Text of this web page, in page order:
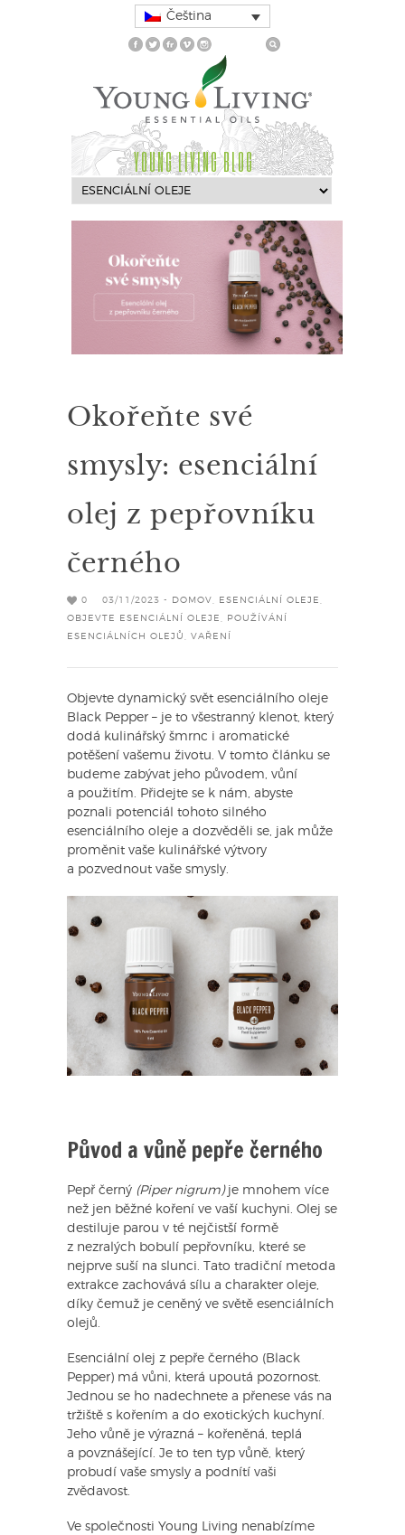
Čeština
YOUNG LIVING BLOG
Okořeňte své
smysly: esenciální
olej z pepřovníku
černého
0 03/11/2023 - DOMOV ESENCIÁLNÍ OLEJE
OBJEVTE ESENCIÁLNÍ OLEJE
POUŽÍVÁNÍ
ESENCIÁLNÍCH OLEJŮ
VAŘENÍ
Objevte dynamický svět esenciálního oleje
Black Pepper – je to všestranný klenot, který
dodá kulinářský šmrnc i aromatické
potěšení vašemu životu. V tomto článku se
budeme zabývat jeho původem, vůní
a použitím. Přidejte se k nám, abyste
poznali potenciál tohoto silného
esenciálního oleje a dozvěděli se, jak může
proměnit vaše kulinářské výtvory
a pozvednout vaše smysly.
Původ a vůně pepře černého
Pepř černý (Piper nigrum)je mnohem více
než jen běžné koření ve vaší kuchyni. Olej se
destiluje parou v té nejčistší formě
z nezralých bobulí pepřovníku, které se
nejprve suší na slunci. Tato tradiční metoda
extrakce zachovává sílu a charakter oleje,
díky čemuž je ceněný ve světě esenciálních
olejů.
Esenciální olej z pepře černého (Black
Pepper) má vůni, která upoutá pozornost.
Jednou se ho nadechnete a přenese vás na
tržiště s kořením a do exotických kuchyní.
Jeho vůně je výrazná – kořeněná, teplá
a povznášející. Je to ten typ vůně, který
probudí vaše smysly a podnítí vaši
zvědavost.
Ve společnosti Young Living nenabízíme